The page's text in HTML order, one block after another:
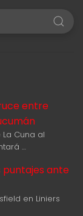
entre
Cuna al
…
puntajes ante
en Liniers